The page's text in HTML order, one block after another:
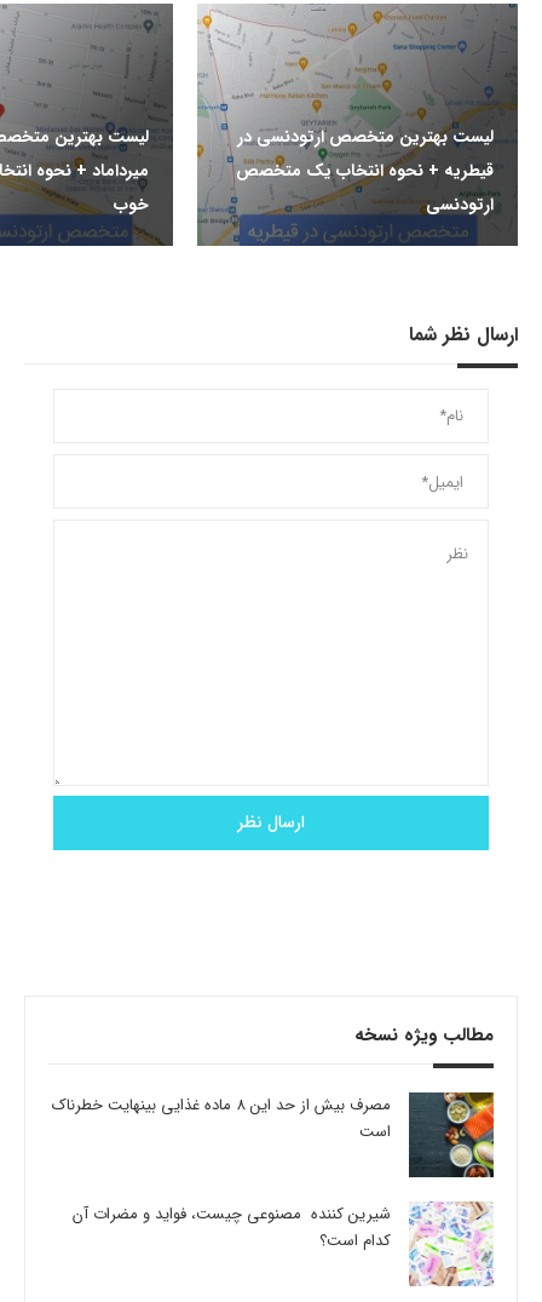
لیست بهترین متخصص ارتودنسی در
قیطریه + نحوه انتخاب یک متخصص
ارتودنسی
لیست بهترین
میرداماد + نحوه
خوب
ارسال نظر شما
مطالب ویژه نسخه
مصرف بیش از حد این 8 ماده غذایی بینهایت خطرناک
است
شیرین کننده مصنوعی چیست، فواید و مضرات آن
کدام است؟